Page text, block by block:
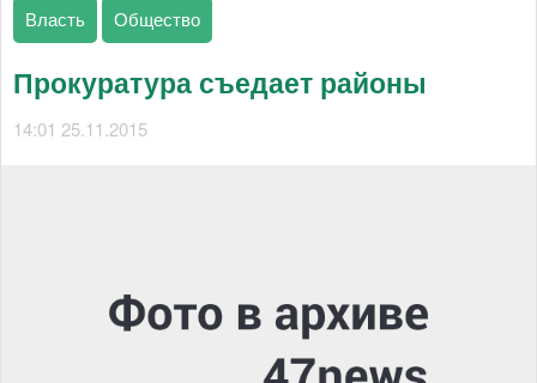
Власть Общество
Прокуратура съедает районы
14:01 25.11.2015